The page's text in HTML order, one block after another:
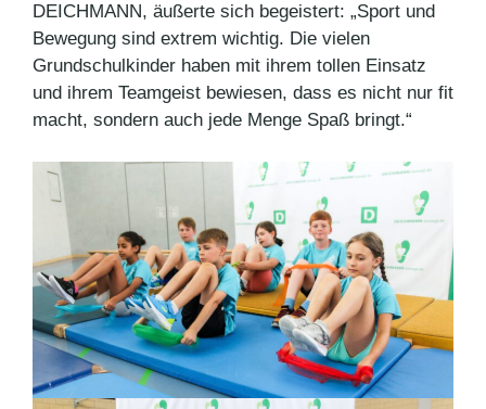
DEICHMANN, äußerte sich begeistert: „Sport und
Bewegung sind extrem wichtig. Die vielen
Grundschulkinder haben mit ihrem tollen Einsatz
und ihrem Teamgeist bewiesen, dass es nicht nur fit
macht, sondern auch jede Menge Spaß bringt.“